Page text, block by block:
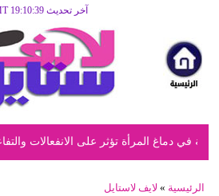
آخر تحديث GMT 19:10:39
دماغ المرأة تؤثر على الانفعالات والتفاعل
الرئيسية » لايف لاستايل